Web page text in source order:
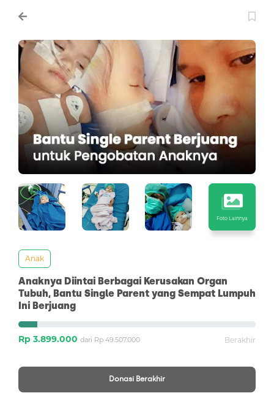
Foto Lainnya
Anak
Anaknya Diintai Berbagai Kerusakan Organ
Tubuh, Bantu Single Parent yang Sempat Lumpuh
Ini Berjuang
Rp 3.899.000 dari Rp 49.507.000 Berakhir
Donasi Berakhir